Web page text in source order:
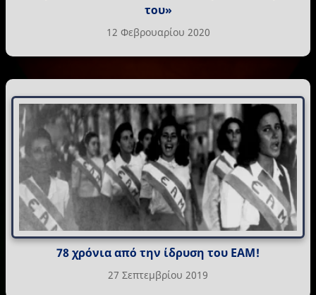
του»
12 Φεβρουαρίου 2020
78 χρόνια από την ίδρυση του ΕΑΜ!
27 Σεπτεμβρίου 2019